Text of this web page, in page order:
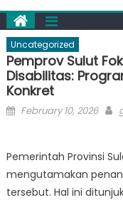
Uncategorized
Pemprov Sulut
Disabilitas:
Konkret
Posted
February 10, 2026
Pemerintah Provinsi
mengutamakan
tersebut. Hal ini